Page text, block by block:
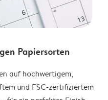
Papiersorten
auf hochwertigem,
und FSC-zertifiziertem